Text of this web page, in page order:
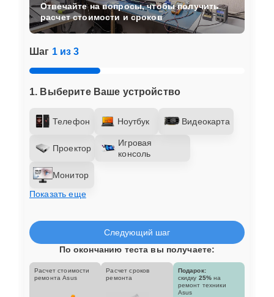
Шаг 1 из 3
1. Выберите Ваше устройство
Телефон Ноутбук Видеокарта
Проектор
Игровая
консоль
Монитор
Показать еще
Отвечайте на вопросы, чтобы получить
расчет стоимости и сроков
Следующий шаг
По окончанию теста вы получаете:
Расчет стоимости
ремонта Asus
Расчет сроков
ремонта
Подарок:
скидку 25% на
ремонт техники
Asus